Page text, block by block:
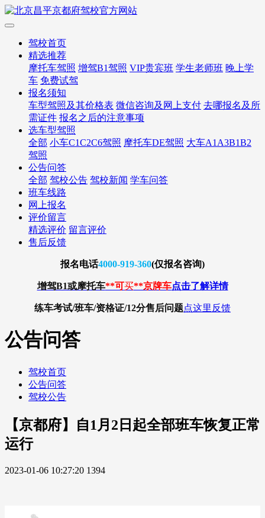
驾校首页
精选推荐
摩托车驾照 增驾B1驾照 VIP贵宾班 学生老师班 晚上学
车 免费试驾
报名须知
车型驾照及其价格表 微信咨询及网上支付 去哪报名及所
需证件 报名之后的注意事项
选车型驾照
全部 小车C1C2C6驾照 摩托车DE驾照 大车A1A3B1B2
驾照
公告问答
全部 驾校公告 驾校新闻 学车问答
班车线路
网上报名
评价留言
精选评价 留言评价
售后反馈
报名电话4000-919-360(仅报名咨询)
增驾B1或摩托车**可买**京牌车点击了解详情
练车考试/班车/资格证/12分售后问题点这里反馈
公告问答
驾校首页
公告问答
驾校公告
【京都府】自1月2日起全部班车恢复正常
运行
2023-01-06 10:27:20 1394